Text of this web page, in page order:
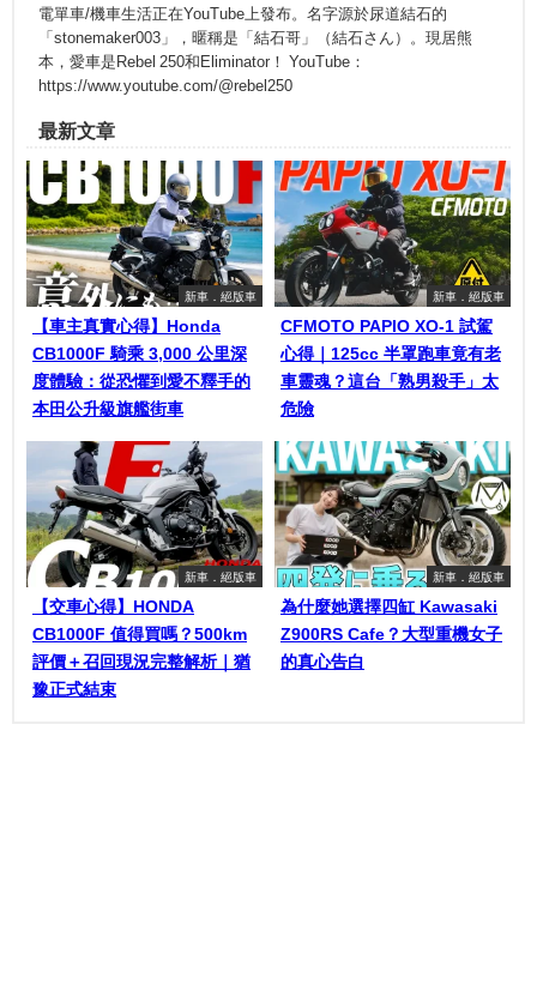
電單車/機車生活正在YouTube上發布。名字源於尿道結石的
「stonemaker003」，暱稱是「結石哥」（結石さん）。現居熊
本，愛車是Rebel 250和Eliminator！ YouTube：
https://www.youtube.com/@rebel250
最新文章
新車．絕版車
【車主真實心得】Honda
CB1000F 騎乘 3,000 公里深
度體驗：從恐懼到愛不釋手的
本田公升級旗艦街車
新車．絕版車
CFMOTO PAPIO XO-1 試駕
心得｜125cc 半罩跑車竟有老
車靈魂？這台「熟男殺手」太
危險
新車．絕版車
【交車心得】HONDA
CB1000F 值得買嗎？500km
評價＋召回現況完整解析｜猶
豫正式結束
新車．絕版車
為什麼她選擇四缸 Kawasaki
Z900RS Cafe？大型重機女子
的真心告白